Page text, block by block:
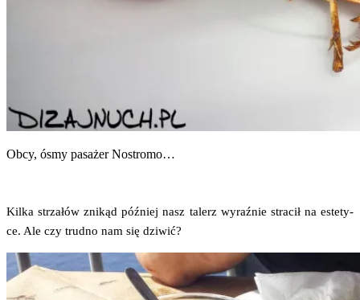
Obcy, ósmy pasa­żer Nostromo…
Kil­ka strza­łów zni­kąd póź­niej nasz talerz wyraź­nie stra­cił na este­ty­
ce. Ale czy trud­no nam się dziwić?